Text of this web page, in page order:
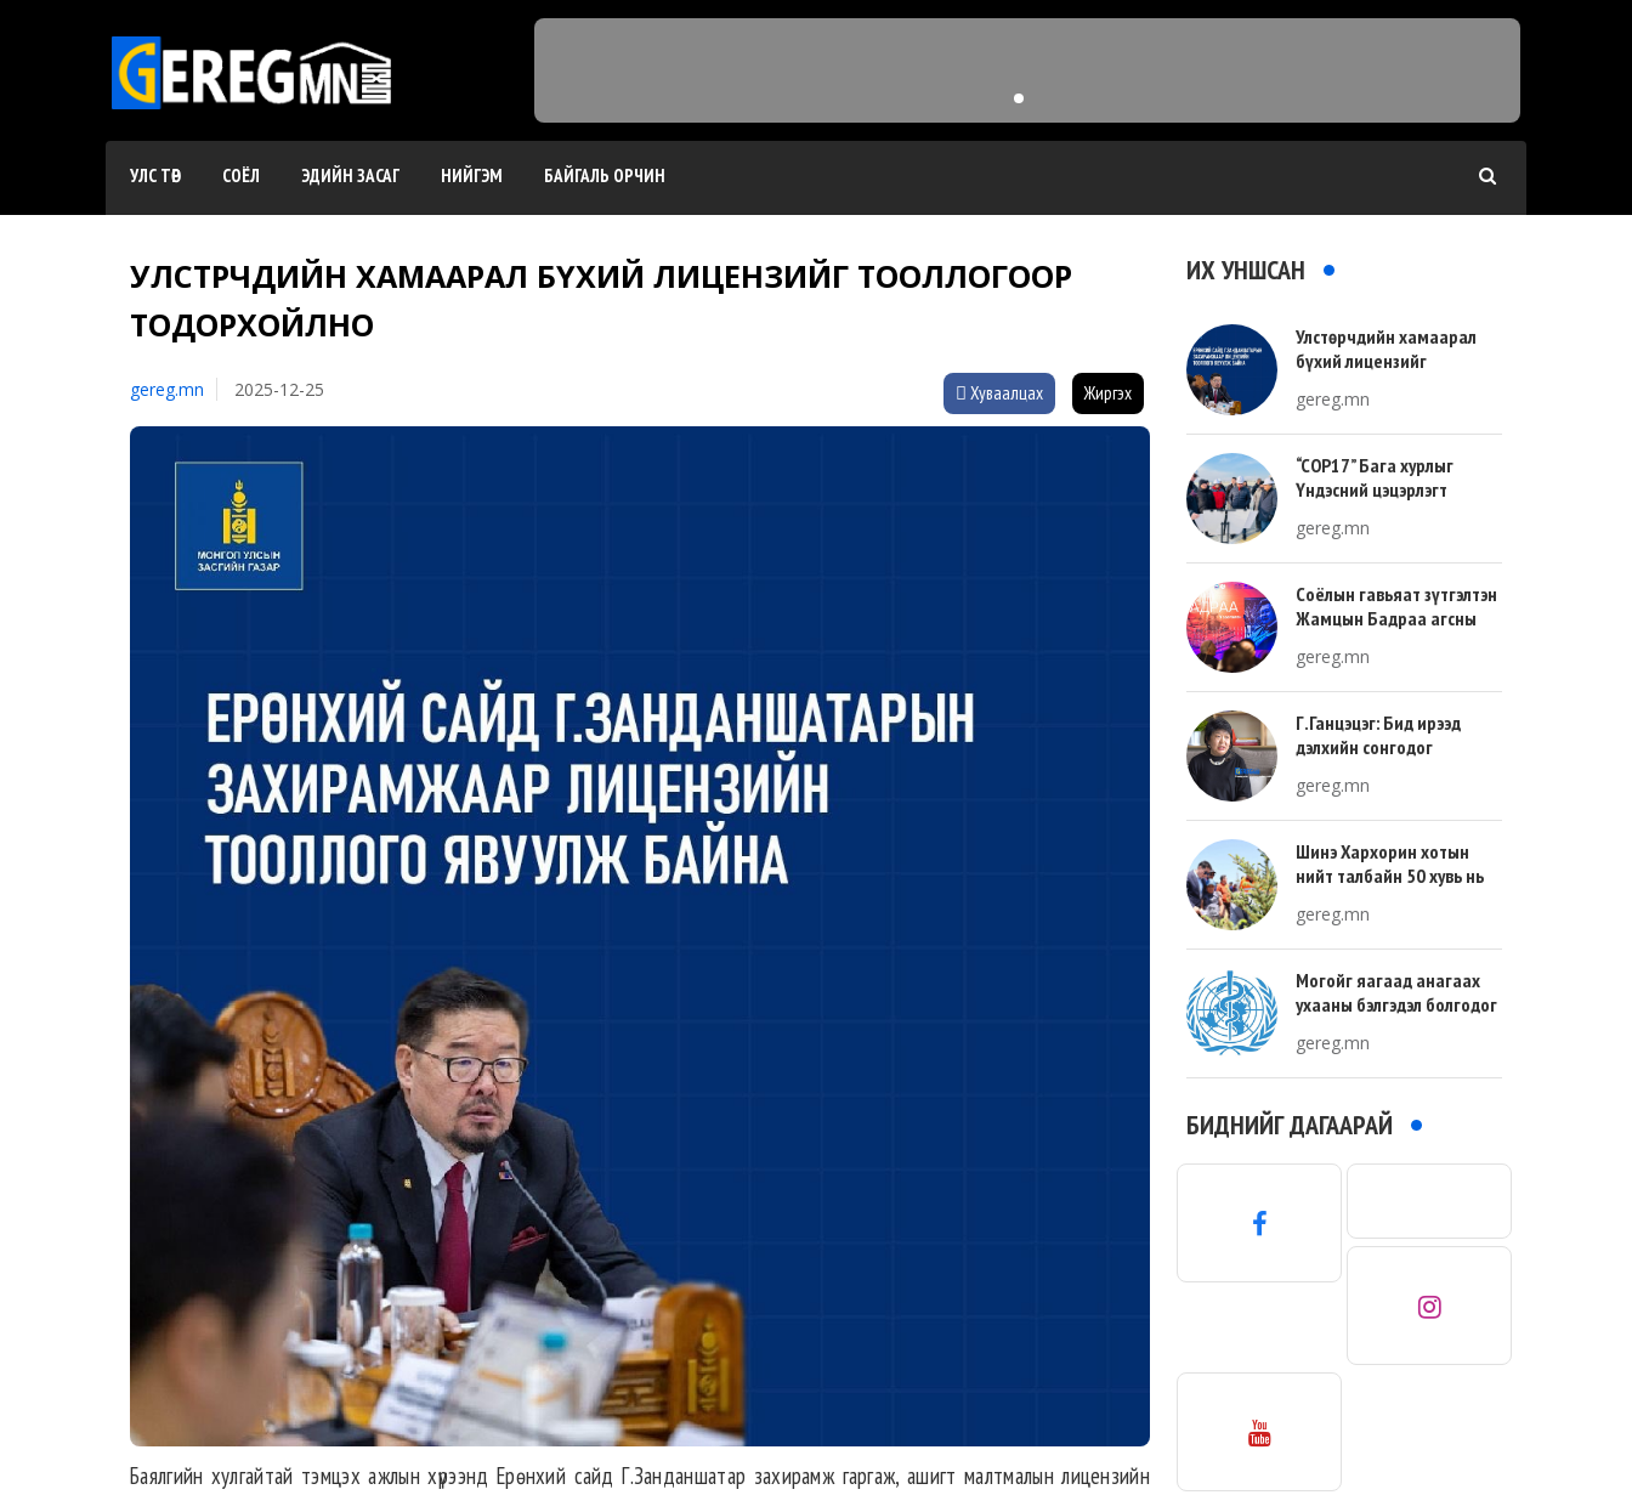
УЛС ТӨР СОЁЛ ЭДИЙН ЗАСАГ НИЙГЭМ БАЙГАЛЬ ОРЧИН
УЛСТӨРЧДИЙН ХАМААРАЛ БҮХИЙ ЛИЦЕНЗИЙГ ТООЛЛОГООР
ТОДОРХОЙЛНО
gereg.mn 2025-12-25 Хуваалцах Жиргэх
Баялгийн хулгайтай тэмцэх ажлын хүрээнд Ерөнхий сайд Г.Занданшатар захирамж гаргаж, ашигт малтмалын лицензийн
ИХ УНШСАН
Улстөрчдийн хамаарал
бүхий лицензийг
gereg.mn
“COP17” Бага хурлыг
Үндэсний цэцэрлэгт
зохион байгуулна
gereg.mn
Соёлын гавьяат зүтгэлтэн
Жамцын Бадраа агсны
тохиож байна
gereg.mn
Г.Ганцэцэг: Бид ирээд
дэлхийн сонгодог
хөгжлийн тухай л ярьсан
gereg.mn
Шинэ Хархорин хотын
нийт талбайн 50 хувь нь
хувь нь барилгажих
талбай, 20 хувь нь авто
зам байна
gereg.mn
Могойг яагаад анагаах
ухааны бэлгэдэл болгодог
gereg.mn
БИДНИЙГ ДАГААРАЙ